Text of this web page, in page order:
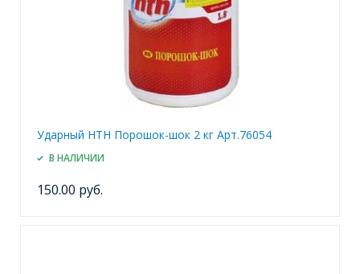
Ударный HTH Порошок-шок 2 кг Арт.76054
В НАЛИЧИИ
150.00 руб.